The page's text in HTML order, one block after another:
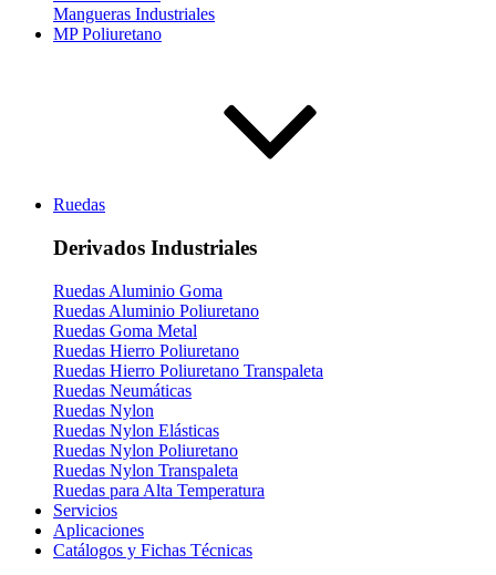
Mangueras Industriales
MP Poliuretano
Ruedas
Derivados Industriales
Ruedas Aluminio Goma
Ruedas Aluminio Poliuretano
Ruedas Goma Metal
Ruedas Hierro Poliuretano
Ruedas Hierro Poliuretano Transpaleta
Ruedas Neumáticas
Ruedas Nylon
Ruedas Nylon Elásticas
Ruedas Nylon Poliuretano
Ruedas Nylon Transpaleta
Ruedas para Alta Temperatura
Servicios
Aplicaciones
Catálogos y Fichas Técnicas